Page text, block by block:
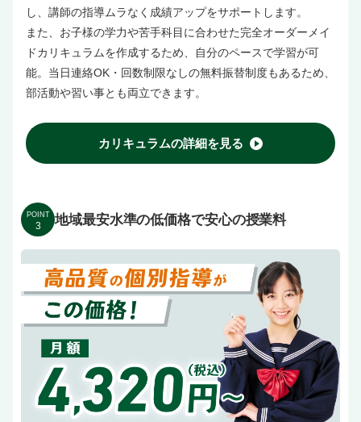
し、講師の指導ムラなく成績アップをサポートします。
また、お子様の学力や苦手科目に合わせた完全オーダーメイ
ドカリキュラムを作成するため、自分のペースで学習が可
能。当日連絡OK・回数制限なしの無料振替制度もあるため、
部活動や習い事とも両立できます。
カリキュラムの詳細を見る
POINT
3 地域最安水準の低価格で安心の授業料